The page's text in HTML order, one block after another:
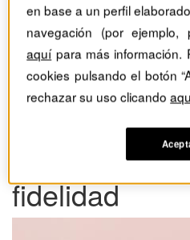
Revistas Harvard Deusto
El buen
fidelidad
en base a un perfil
navegación (por ejemplo,
aquípara más información.
cookies pulsando el botón
rechazar su uso clicando